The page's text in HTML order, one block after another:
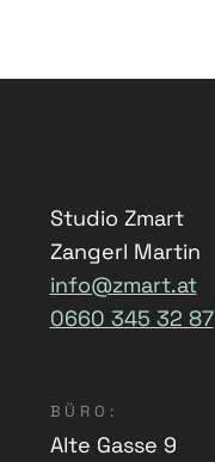
Studio Zmart
Zangerl Martin
info@zmart.at
0660 345 32 87
BÜRO:
Alte Gasse 9